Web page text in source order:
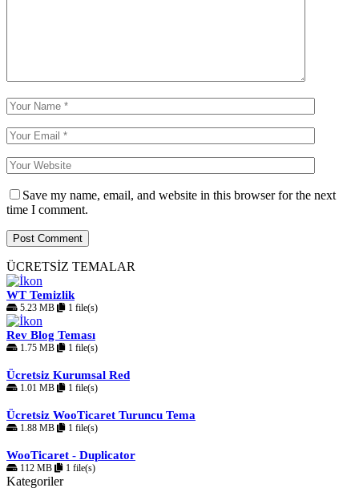
Save my name, email, and website in this browser for the next
time I comment.
ÜCRETSİZ TEMALAR
WT Temizlik
5.23 MB 1 file(s)
Rev Blog Teması
1.75 MB 1 file(s)
Ücretsiz Kurumsal Red
1.01 MB 1 file(s)
Ücretsiz WooTicaret Turuncu Tema
1.88 MB 1 file(s)
WooTicaret - Duplicator
112 MB 1 file(s)
Kategoriler